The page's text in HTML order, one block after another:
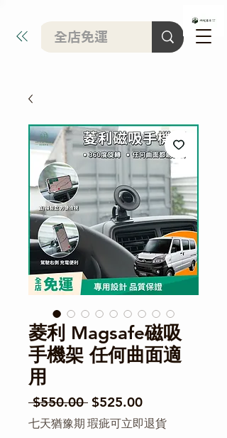
菱利 Magsafe磁吸
手機架 任何曲面適
用
$550.00 一般價格
$525.00促銷價格
七天猶豫期 瑕疵可立即退貨